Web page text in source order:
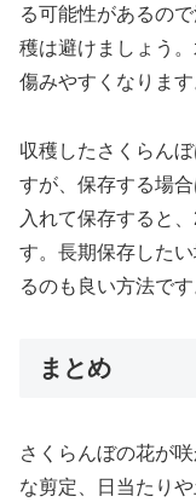
る可能性があるの
穫は避けましょう
傷みやすくなります
収穫したさくらん
すが、保存する場
入れて保存すると
す。長期保存した
るのも良い方法です
まとめ
さくらんぼの花が
な剪定、日当たり